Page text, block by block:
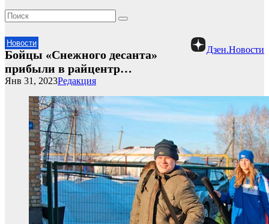
Новости
Дзен.Новости
Бойцы «Снежного десанта»
прибыли в райцентр…
Редакция
Янв 31, 2023